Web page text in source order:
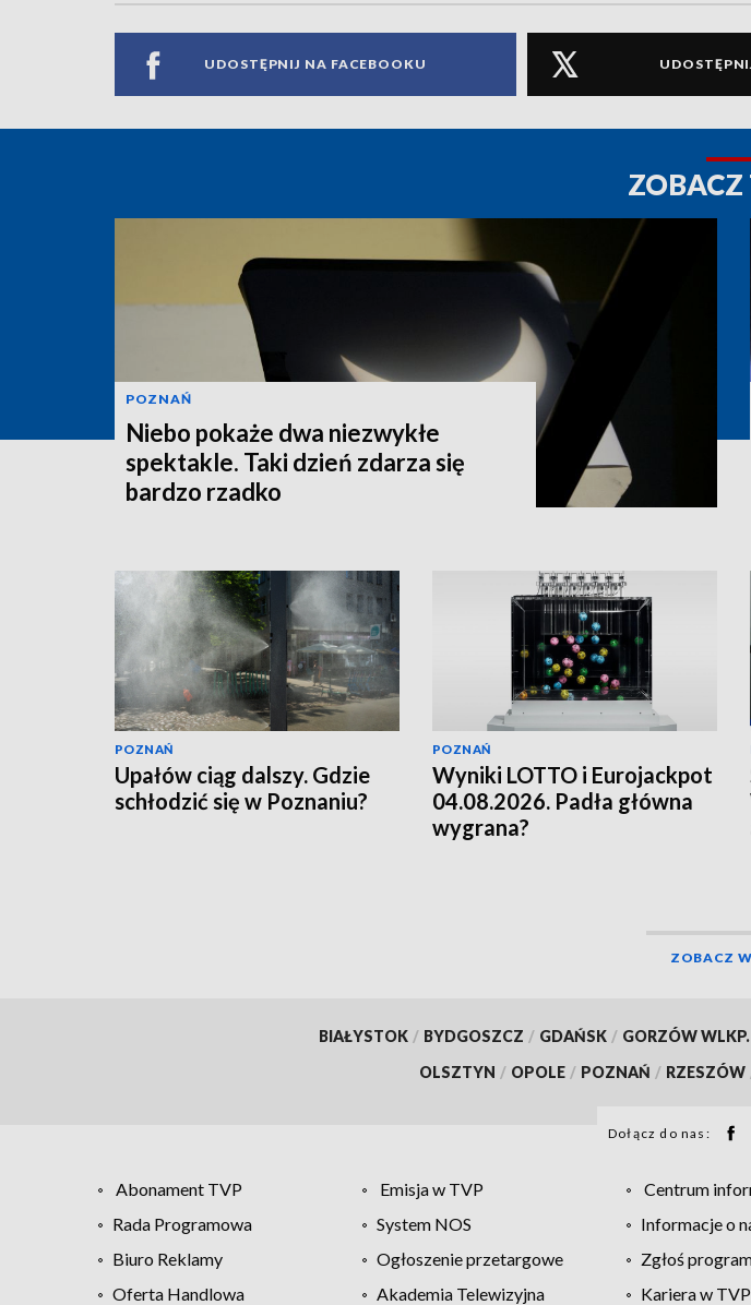
UDOSTĘPNIJ NA FACEBOOKU
ZOBACZ
POZNAŃ
Niebo pokaże dwa niezwykłe
spektakle. Taki dzień zdarza się
bardzo rzadko
POZNAŃ
Upałów ciąg dalszy. Gdzie
schłodzić się w Poznaniu?
POZNAŃ
Wyniki LOTTO i Eurojackpot
04.08.2026. Padła główna
wygrana?
ZOBACZ
BIAŁYSTOK / BYDGOSZCZ / GDAŃSK / GORZÓW WLKP.
OLSZTYN / OPOLE / POZNAŃ / RZESZÓW
Dołącz do nas:
Abonament TVP Emisja w TVP Centrum
Rada Programowa
System NOS Informacje o
Biuro Reklamy
Ogłoszenie przetargowe Zgłoś
Oferta Handlowa
Akademia Telewizyjna Kariera w TVP